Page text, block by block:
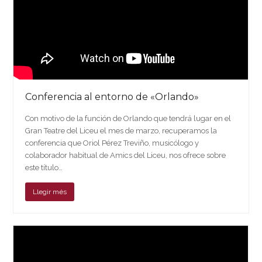
Conferencia al entorno de «Orlando»
Con motivo de la función de Orlando que tendrá lugar en el
Gran Teatre del Liceu el mes de marzo, recuperamos la
conferencia que Oriol Pérez Treviño, musicólogo y
colaborador habitual de Amics del Liceu, nos ofrece sobre
este título…
Llegir més